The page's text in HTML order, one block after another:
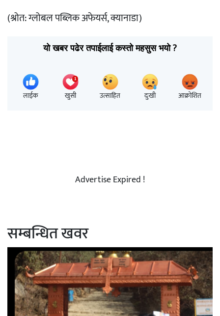
(श्रोत: ग्लोबल पब्लिक अफेयर्स, क्यानाडा)
यो खबर पढेर तपाईलाई कस्तो महसुस भयो ?
लाईक खुसी उत्साहित दुःखी आक्रोशित
Advertise Expired !
सम्बन्धित खवर